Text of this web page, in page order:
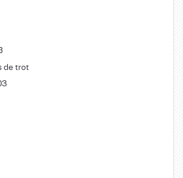
de trot